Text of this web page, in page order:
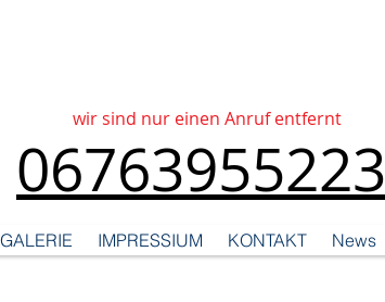
06763955223
wir sind nur einen Anruf entfernt
GALERIE IMPRESSIUM KONTAKT News